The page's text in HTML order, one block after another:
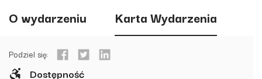
O wydarzeniu Karta Wydarzenia
Podziel się:
Dostępność